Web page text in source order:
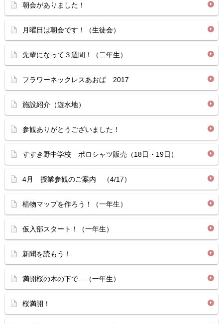
朝会がありました！
月曜日は朝会です！（生徒会）
先輩になって３週間！（二年生）
フラワーネックレスあおば 2017
施設紹介（遊水地）
参観ありがとうございました！
すすき野中学校 ポロシャツ販売（18日・19日）
4月 授業参観のご案内 （4/17）
植物マップを作ろう！（一年生）
仮入部スタート！（一年生）
新聞を読もう！
満開桜の木の下で…（一年生）
桜満開！